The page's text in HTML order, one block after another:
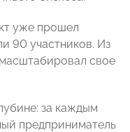
уже прошел
90 участников. Из
свое
за каждым
предприниматель